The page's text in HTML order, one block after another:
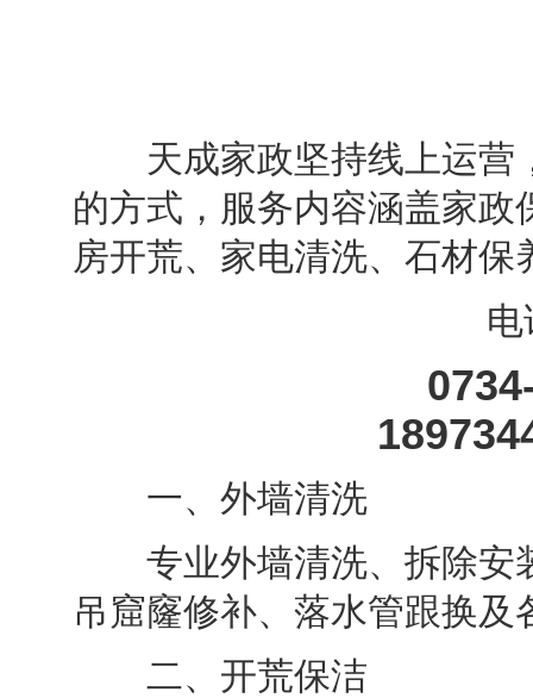
天成家政坚持线上运营
的方式，服务内容涵盖家
房开荒、家电清洗、石材
电
一、外墙清洗
专业外墙清洗、拆除安
吊窟窿修补、落水管跟换及
二、开荒保洁